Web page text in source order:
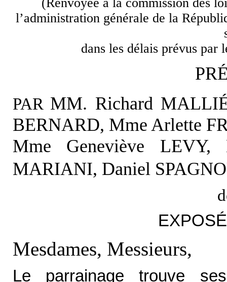
l’administration générale de la
dans les délais prévus par
PAR MM. Richard
BERNARD, Mme Arlette
Mme Geneviève
MARIANI, Daniel
Mesdames, Messieurs,
Le parrainage trouve